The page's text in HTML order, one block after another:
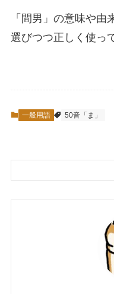
「間男」の意味や由
選びつつ正しく使っ
一般用語 50音「ま」